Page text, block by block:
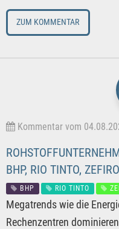
ZUM KOMMENTAR
Kommentar vom
BHP, RIO TINTO,
BHP RIO TINTO
Megatrends wie die
Rechenzentren